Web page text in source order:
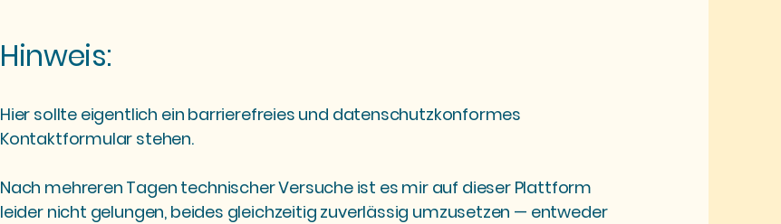
Hinweis:
Hier sollte eigentlich ein barrierefreies und datenschutzkonformes
Kontaktformular stehen.
Nach mehreren Tagen technischer Versuche ist es mir auf dieser Plattform
leider nicht gelungen, beides gleichzeitig zuverlässig umzusetzen — entweder